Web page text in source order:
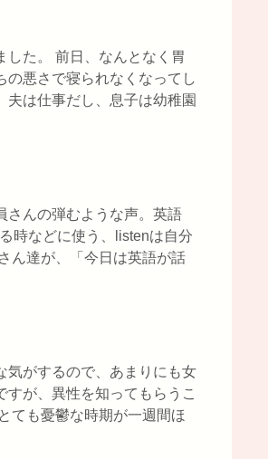
した。 前日、なんとなく胃
の悪さで寝られなくなってし
夫は仕事だし、息子は幼稚園
さんの弾むような声。英語
時などに使う、listenは自分
ん達が、「今日は英語が話
気がするので、あまりにも女
が、異性を知ってもらうこ
ても憂鬱な時期が一週間ほ